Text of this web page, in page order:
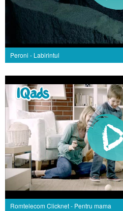
Peroni - Labirintul
Romtelecom Clicknet - Pentru mama